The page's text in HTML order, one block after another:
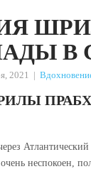
В
2021 |
Атлантический
неспокоен,